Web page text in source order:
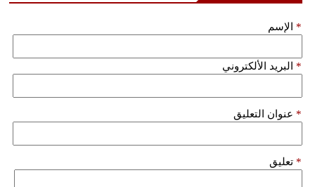
الإسم *
البريد الألكتروني *
عنوان التعليق *
تعليق *